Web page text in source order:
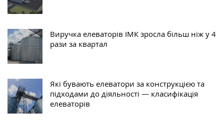
Виручка елеваторів ІМК зросла більш ніж у 4
рази за квартал
Які бувають елеватори за конструкцією та
підходами до діяльності — класифікація
елеваторів